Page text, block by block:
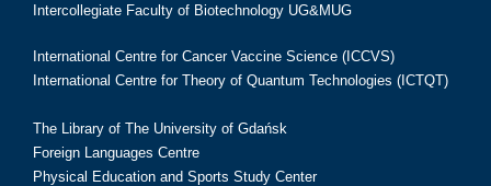
Intercollegiate Faculty of Biotechnology UG&MUG
International Centre for Cancer Vaccine Science (ICCVS)
International Centre for Theory of Quantum Technologies (ICTQT)
The Library of The University of Gdańsk
Foreign Languages Centre
Physical Education and Sports Study Center